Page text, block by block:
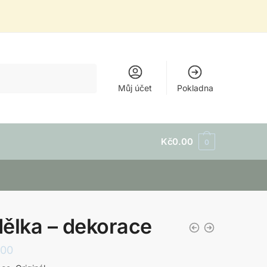
Můj účet Pokladna
Kč0.00 0
– dekorace